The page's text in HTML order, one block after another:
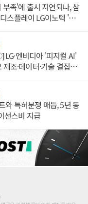
족'에 출시 지연되나, 삼
스플레이 LG이노텍 '탈
엔비디아 '피지컬 AI'
조·데이터·기술 결집
와 특허분쟁 매듭, 5년 동
선스비 지급